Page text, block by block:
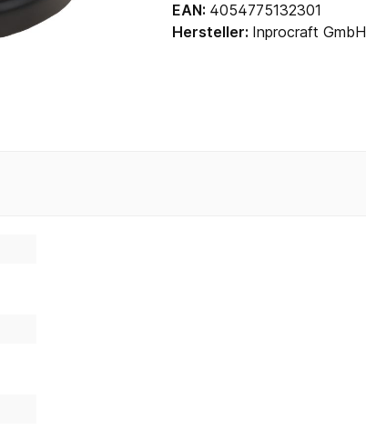
EAN: 4054775132301
Hersteller: Inprocraft GmbH